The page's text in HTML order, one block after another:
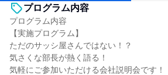
プログラム内容
プログラム内容
【実施プログラム】
ただのサッシ屋さんではない！？
気さくな部長が熱く語る！
気軽にご参加いただける会社説明会です！